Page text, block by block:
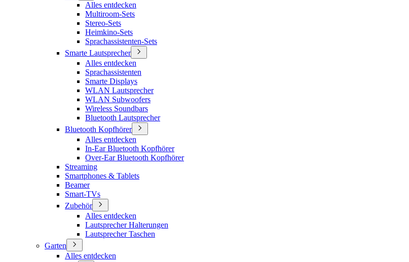
Alles entdecken
Multiroom-Sets
Stereo-Sets
Heimkino-Sets
Sprachassistenten-Sets
Smarte Lautsprecher
Alles entdecken
Sprachassistenten
Smarte Displays
WLAN Lautsprecher
WLAN Subwoofers
Wireless Soundbars
Bluetooth Lautsprecher
Bluetooth Kopfhörer
Alles entdecken
In-Ear Bluetooth Kopfhörer
Over-Ear Bluetooth Kopfhörer
Streaming
Smartphones & Tablets
Beamer
Smart-TVs
Zubehör
Alles entdecken
Lautsprecher Halterungen
Lautsprecher Taschen
Garten
Alles entdecken